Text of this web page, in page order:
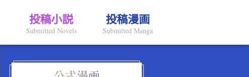
投稿小説
Submitted Novels
投稿漫画
Submitted Manga